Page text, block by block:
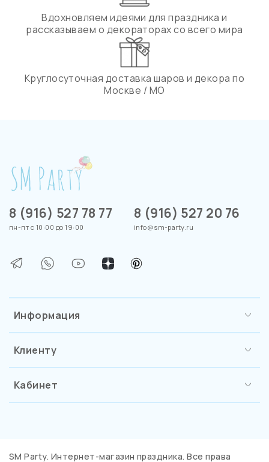
Вдохновляем идеями для праздника и
рассказываем о декораторах со всего мира
Круглосуточная доставка шаров и декора по
Москве / МО
Информация
Клиенту
Кабинет
8 (916) 527 78 77
пн-пт с 10:00 до 19:00
8 (916) 527 20 76
info@sm-party.ru
SM Party. Интернет-магазин праздника. Все права